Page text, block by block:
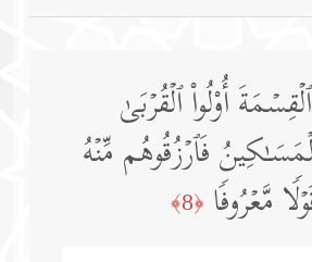
أُو۟لُوا۟ ٱلۡقُرۡبَىٰ
فَٱرۡزُقُوهُم مِّنۡهُ
مَّعۡرُوفࣰا ﴿8﴾